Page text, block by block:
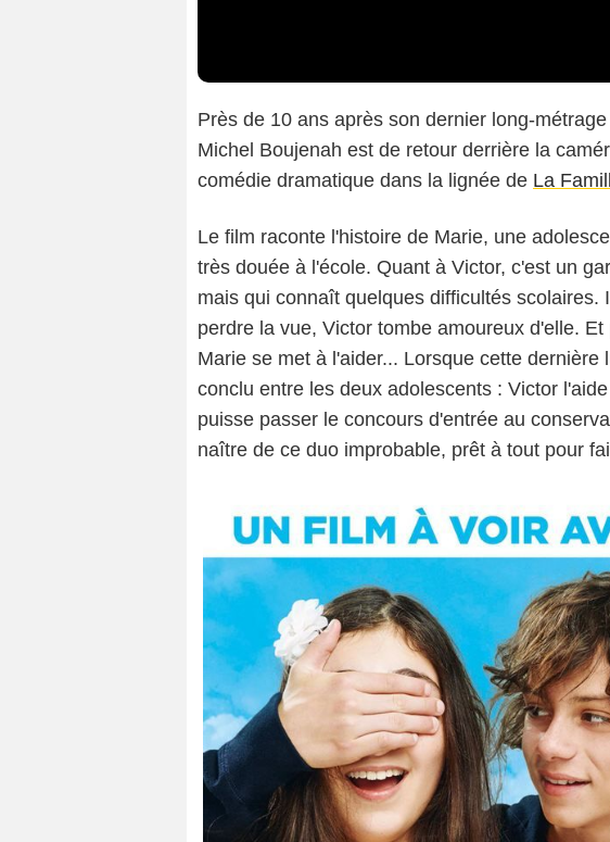
Près de 10 ans après son dernier long-
Michel Boujenah est de retour derrière la
comédie dramatique dans la lignée de La
Le film raconte l'histoire de Marie, une
très douée à l'école. Quant à Victor, c'est un
mais qui connaît quelques difficultés scolaires.
perdre la vue, Victor tombe amoureux d'elle.
Marie se met à l'aider... Lorsque cette
conclu entre les deux adolescents : Victor
puisse passer le concours d'entrée au
naître de ce duo improbable, prêt à tout pour